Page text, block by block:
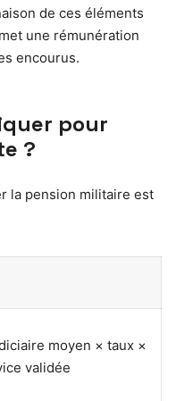
de ces éléments
une rémunération
encourus.
pour
?
la pension militaire est
moyen × taux ×
validée